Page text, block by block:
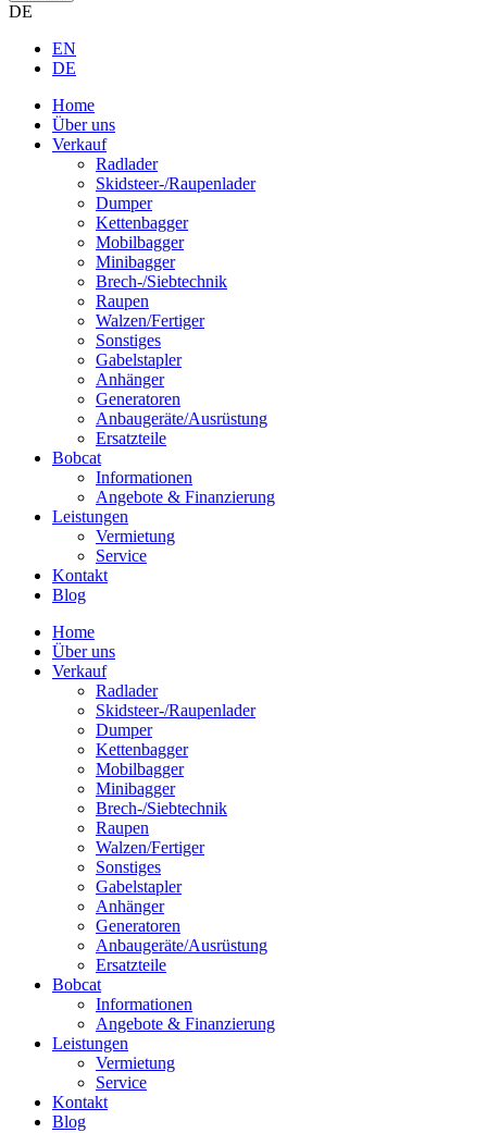
DE
EN
DE
Home
Über uns
Verkauf
Radlader
Skidsteer-/Raupenlader
Dumper
Kettenbagger
Mobilbagger
Minibagger
Brech-/Siebtechnik
Raupen
Walzen/Fertiger
Sonstiges
Gabelstapler
Anhänger
Generatoren
Anbaugeräte/Ausrüstung
Ersatzteile
Bobcat
Informationen
Angebote & Finanzierung
Leistungen
Vermietung
Service
Kontakt
Blog
Home
Über uns
Verkauf
Radlader
Skidsteer-/Raupenlader
Dumper
Kettenbagger
Mobilbagger
Minibagger
Brech-/Siebtechnik
Raupen
Walzen/Fertiger
Sonstiges
Gabelstapler
Anhänger
Generatoren
Anbaugeräte/Ausrüstung
Ersatzteile
Bobcat
Informationen
Angebote & Finanzierung
Leistungen
Vermietung
Service
Kontakt
Blog